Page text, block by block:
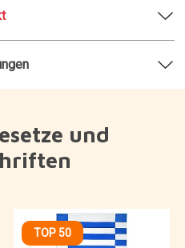
und
TOP 50